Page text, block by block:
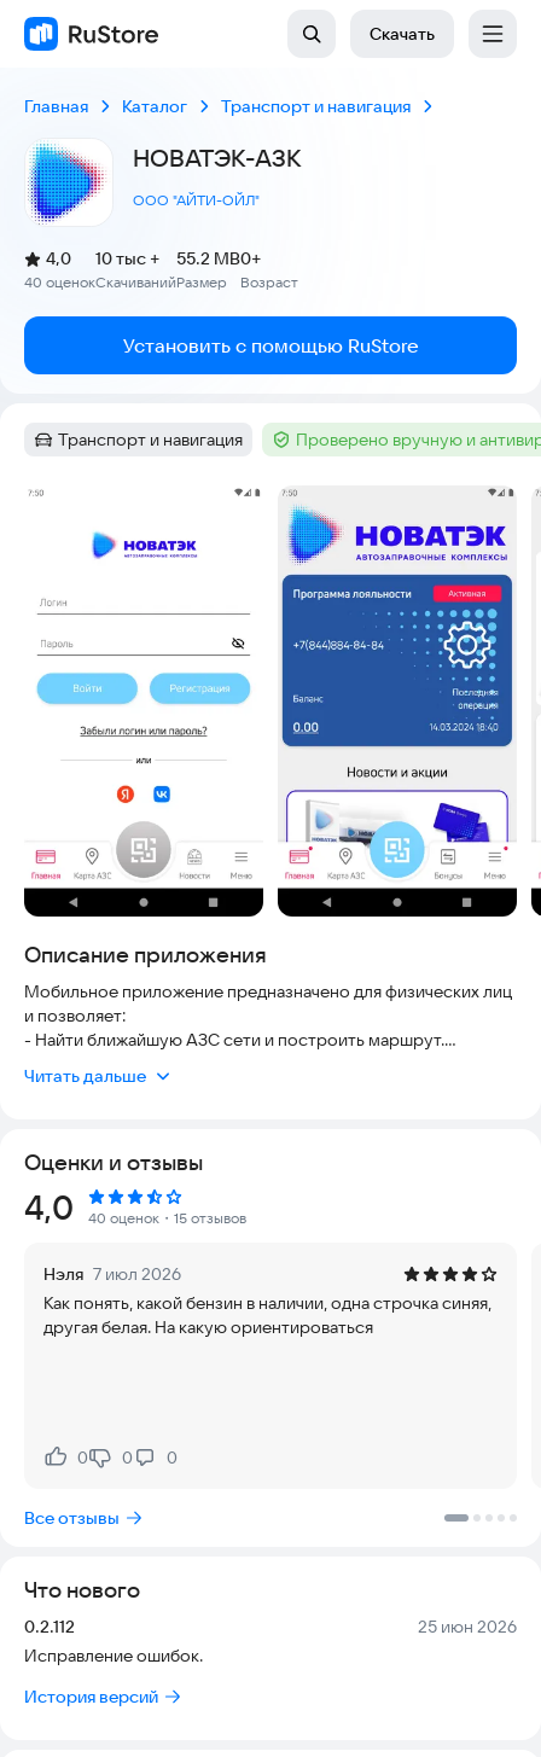
Скачать
Главная Каталог Транспорт и навигация
НОВАТЭК-АЗК
ООО "АЙТИ-ОЙЛ"
Рейтинг:
4,0
(
40 оценок
)
Скачиваний
10 тыс +
Размер
55.2 MB
Возраст
0+
Установить с помощью RuStore
Категория:
Транспорт и навигация Тег :Проверено вручную и
Скриншоты
Описание приложения
Мобильное приложение предназначено для физических лиц
и позволяет:
- Найти ближайшую АЗС сети и построить маршрут.
- Получить актуальную информацию о ценах на топливо на
идентификации на кассе.
- Просматривать расходы на топливо непосредственно в
мобильном приложении.
- Оперативно связаться с центром информационной
Читать дальше
Оценки и отзывы
Рейтинг:
4,0 40 оценок ・15 отзывов
Нэля 7 июл 2026
Как понять, какой бензин в наличии, одна строчка синяя,
другая белая. На какую ориентироваться
Нравится:
0Не нравится:
0 0
Все отзывы
Что нового
Версия:
0.2.112 Дата:
25 июн 2026
Исправление ошибок.
История версий